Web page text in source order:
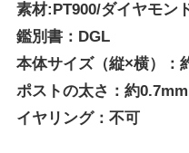
素材:PT900/ダイヤモン
鑑別書：DGL
本体サイズ（縦×横）：
ポストの太さ：約0.7mm
イヤリング：不可